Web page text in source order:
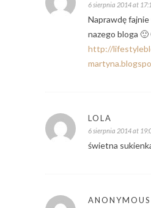
6 sierpnia 2014 at
Naprawdę fajnie
nazego bloga 🙂
http://
LOLA
6 sierpnia 2014 at
świetna
ANONYMOUS